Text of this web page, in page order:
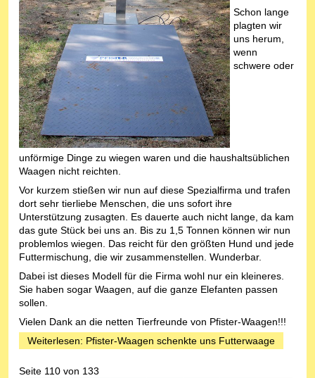
Schon lange
plagten wir
uns herum,
wenn
schwere oder
unförmige Dinge zu wiegen waren und die haushaltsüblichen
Waagen nicht reichten.
Vor kurzem stießen wir nun auf diese Spezialfirma und trafen
dort sehr tierliebe Menschen, die uns sofort ihre
Unterstützung zusagten. Es dauerte auch nicht lange, da kam
das gute Stück bei uns an. Bis zu 1,5 Tonnen können wir nun
problemlos wiegen. Das reicht für den größten Hund und jede
Futtermischung, die wir zusammenstellen. Wunderbar.
Dabei ist dieses Modell für die Firma wohl nur ein kleineres.
Sie haben sogar Waagen, auf die ganze Elefanten passen
sollen.
Vielen Dank an die netten Tierfreunde von Pfister-Waagen!!!
Weiterlesen: Pfister-Waagen schenkte uns Futterwaage
Seite 110 von 133